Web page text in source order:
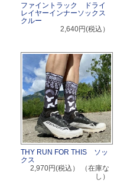
ファイントラック ドライ
レイヤーインナーソックス
クルー
2,640円(税込）
THY RUN FOR THIS ソッ
クス
2,970円(税込）
（在庫な
し）